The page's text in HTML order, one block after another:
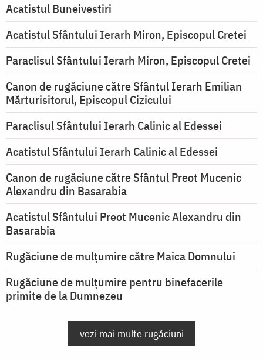
Acatistul Buneivestiri
Acatistul Sfântului Ierarh Miron, Episcopul Cretei
Paraclisul Sfântului Ierarh Miron, Episcopul Cretei
Canon de rugăciune către Sfântul Ierarh Emilian
Mărturisitorul, Episcopul Cizicului
Paraclisul Sfântului Ierarh Calinic al Edessei
Acatistul Sfântului Ierarh Calinic al Edessei
Canon de rugăciune către Sfântul Preot Mucenic
Alexandru din Basarabia
Acatistul Sfântului Preot Mucenic Alexandru din
Basarabia
Rugăciune de mulţumire către Maica Domnului
Rugăciune de mulțumire pentru binefacerile
primite de la Dumnezeu
vezi mai multe rugăciuni